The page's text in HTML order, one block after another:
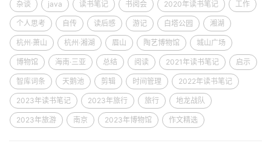
杂谈 java 读书笔记 书阅会 2020年读书笔记 工作
个人思考 自传 读后感 游记 白塔公园 湘湖
杭州·萧山 杭州·湘湖 眉山 陶艺博物馆 城山广场
博物馆 海南·三亚 总结 阅读 2021年读书笔记 启示
智库词条 天鹅池 剪辑 时间管理 2022年读书笔记
2023年读书笔记 2023年旅行 旅行 地龙战队
2023年旅游 南京 2023年博物馆 作文精选